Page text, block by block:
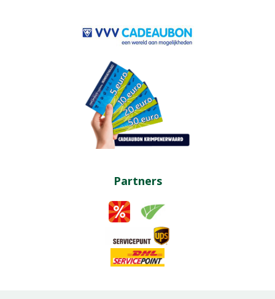
Partners